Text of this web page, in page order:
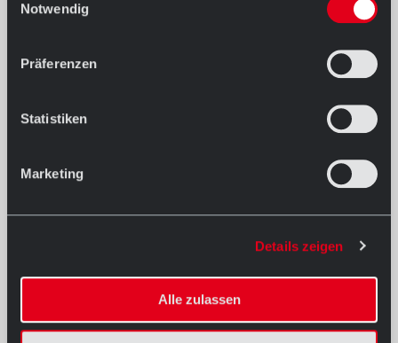
Notwendig
Präferenzen
Statistiken
Marketing
Details zeigen
Alle zulassen